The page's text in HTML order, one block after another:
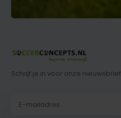
Schrijf je in voor onze nieuwsbrief